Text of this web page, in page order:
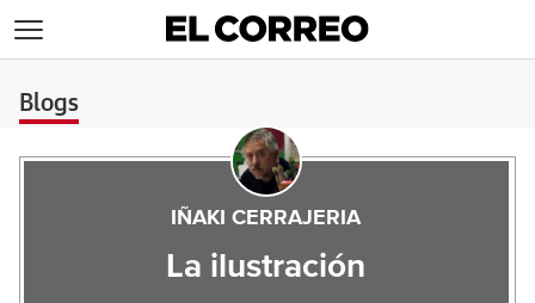
Blogs
IÑAKI CERRAJERIA
La ilustración